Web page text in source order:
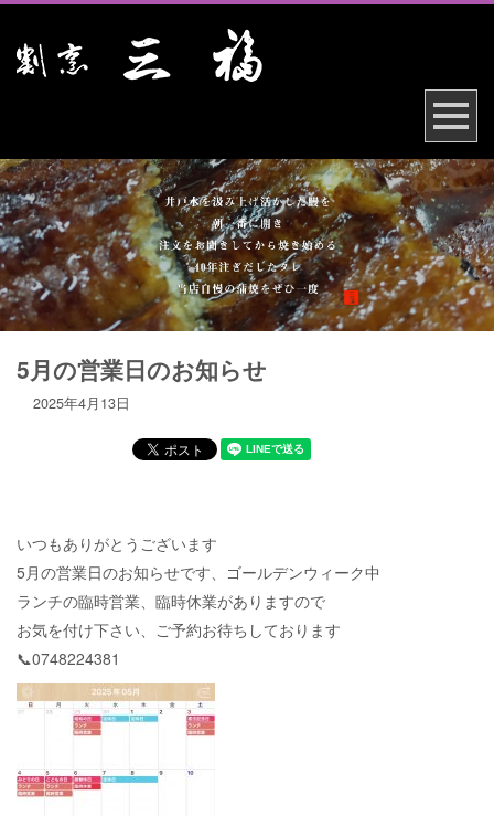
5月の営業日のお知らせ
2025年4月13日
いつもありがとうございます
5月の営業日のお知らせです、ゴールデンウィーク中
ランチの臨時営業、臨時休業がありますので
お気を付け下さい、ご予約お待ちしております
📞0748224381